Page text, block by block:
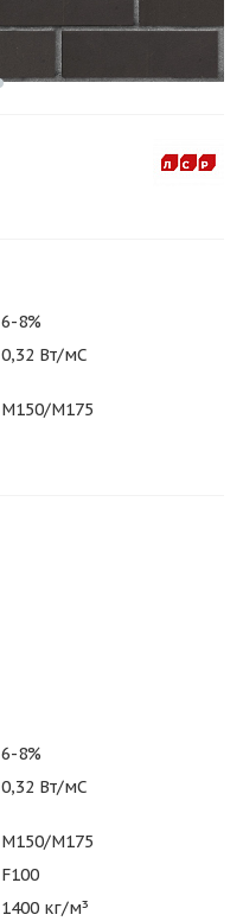
6-8%
0,32 Вт/мС
М150/M175
6-8%
0,32 Вт/мС
М150/M175
F100
1400 кг/м³